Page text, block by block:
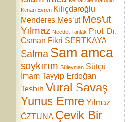
Kenan Evren Kılıçdaroğlu
Menderes Mes’ut Mes’ut
Yılmaz Necdet Tanlak Prof. Dr.
Osman Fikri SERTKAYA
Salma Sam amca
soykırım Süleyman Sütçü
İmam Tayyip Erdoğan
Tesbih Vural Savaş
Yunus Emre Yılmaz
ÖZTUNA Çevik Bir